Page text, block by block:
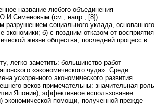
название любого объединения
(см., напр., [8]).
социального уклада, основанного
экономики; б) с поздним отказом от восприятия
жизни общества; последний процесс в
легко заметить: большинство работ
«экономического чуда». Среди
ускоренного экономического развития
веков примечательны: значительная роль
Японии); эффективное использование
экономической помощи, полученной прежде